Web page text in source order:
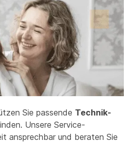
Sie passende Technik-
Unsere Service-
ansprechbar und beraten Sie